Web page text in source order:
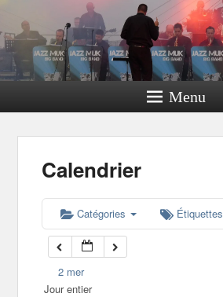
Menu
Calendrier
Catégories Étiquettes
2 mer
Jour entier